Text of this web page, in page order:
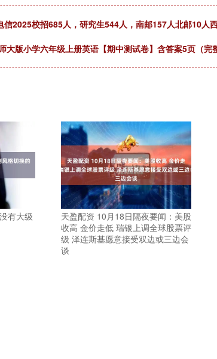
信2025校招685人，研究生544人，南邮157人北邮10人
大版小学六年级上册英语【期中测试卷】含答案5页（完
有大级
天盈配资 10月18日隔夜要闻：美股
收高 金价走低 瑞银上调全球股票评
级 泽连斯基愿意接受双边或三边会
谈